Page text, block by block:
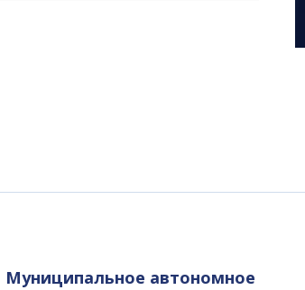
Муниципальное автономное